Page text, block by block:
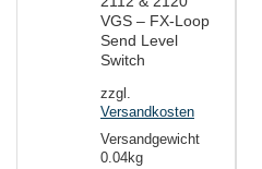
VGS – FX-Loop
Send Level
Switch
zzgl.
Versandkosten
Versandgewicht
0.04kg